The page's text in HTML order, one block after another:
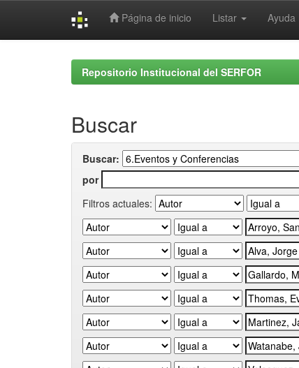
Página de inicio Listar Ayuda
Repositorio Institucional del SERFOR
Buscar
Buscar:
por
Filtros actuales: